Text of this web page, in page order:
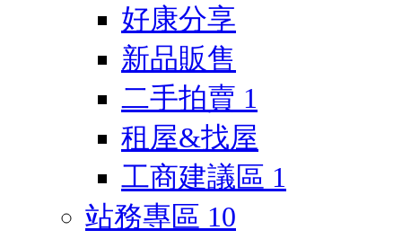
好康分享
新品販售
二手拍賣 1
租屋&找屋
工商建議區 1
站務專區 10